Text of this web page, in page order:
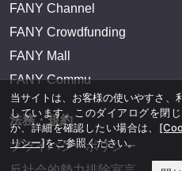
FANY Channel
FANY Crowdfunding
FANY Mall
FANY Commu
法務・規約
プライバシーポリシー
当サイトは、お客様の使いやすさ
しています。このダイアログを閉
か、詳細を確認したい場合は、
リシー]をご参照ください。